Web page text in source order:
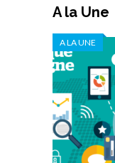
A la Une
A LA UNE